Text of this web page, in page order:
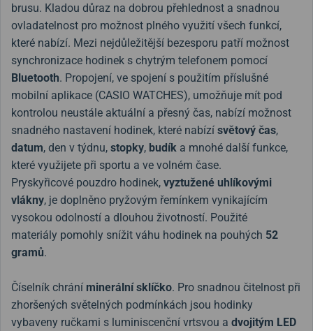
brusu. Kladou důraz na dobrou přehlednost a snadnou
ovladatelnost pro možnost plného využití všech funkcí,
které nabízí. Mezi nejdůležitější bezesporu patří možnost
synchronizace hodinek s chytrým telefonem pomocí
Bluetooth. Propojení, ve spojení s použitím příslušné
mobilní aplikace (CASIO WATCHES), umožňuje mít pod
kontrolou neustále aktuální a přesný čas, nabízí možnost
snadného nastavení hodinek, které nabízí světový čas,
datum, den v týdnu, stopky, budík a mnohé další funkce,
které využijete při sportu a ve volném čase.
Pryskyřicové pouzdro hodinek, vyztužené uhlíkovými
vlákny, je doplněno pryžovým řemínkem vynikajícím
vysokou odolností a dlouhou životností. Použité
materiály pomohly snížit váhu hodinek na pouhých 52
gramů.
Číselník chrání minerální sklíčko. Pro snadnou čitelnost při
zhoršených světelných podmínkách jsou hodinky
vybaveny ručkami s luminiscenční vrtsvou a dvojitým LED